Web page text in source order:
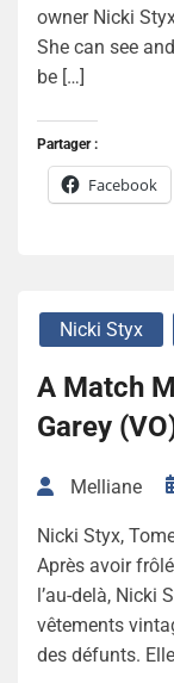
owner Nicki
She can see
be […]
Partager :
Facebook
Nicki Styx
A Match
Garey
Melliane
Nicki Styx,
Après avoir
l’au-delà, Nicki
vêtements
des défunts.